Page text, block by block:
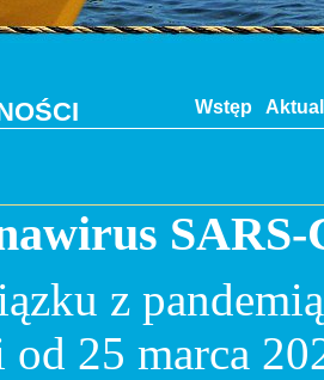
Wstęp
SARS-
z
od 25 marca